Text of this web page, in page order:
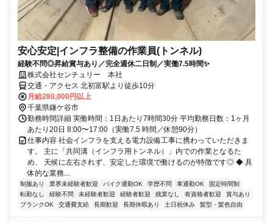
安心安定|インフラ整備の作業員(トンネル)
経験不問◎昇給賞与あり／完全週休二日制／実働7.5時間✨
株式会社センチュリー 本社
交通・アクセス 北初富駅より徒歩10分
月給280,000円以上
千葉県鎌ケ谷市
勤務時間詳細 実働時間：1日あたり7時間30分 平均勤務日数：1ヶ月
あたり20日 8:00〜17:00（実働7.5 時間／休憩90分）
仕事内容 社会インフラを支える電力設備工事に携わっていただきま
す。 主に「共同溝（インフラ用トンネル）」内での作業となるた
め、 天候に左右されず、安定した環境で働けるのが特徴です◎ ◆ 具
体的な業務...
制服あり 業界未経験者歓迎 バイク通勤OK 学歴不問 車通勤OK
固定時間制
転勤なし
経験不問 未経験者歓迎 経験者歓迎 残業なし 有資格者歓迎
賞与あり
ブランクOK
交通費支給 長期歓迎 長期休暇あり 土日祝休み 髪型・髪色自由